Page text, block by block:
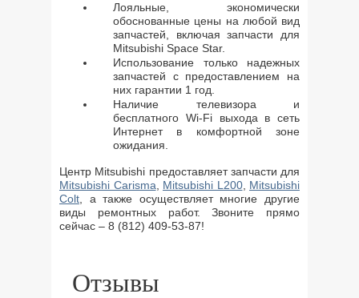
Лояльные, экономически
обоснованные цены на любой вид
запчастей, включая запчасти для
Mitsubishi Space Star.
Использование только надежных
запчастей с предоставлением на
них гарантии 1 год.
Наличие телевизора и
бесплатного Wi-Fi выхода в сеть
Интернет в комфортной зоне
ожидания.
Центр Mitsubishi предоставляет запчасти для
Mitsubishi Carisma
Mitsubishi L200, Mitsubishi
Colt , а также осуществляет многие другие
виды ремонтных работ. Звоните прямо
сейчас – 8 (812) 409-53-87!
Отзывы